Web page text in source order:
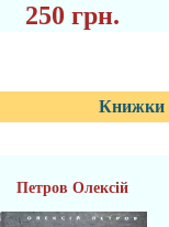
250 грн.
Книжки
Петров Олексій